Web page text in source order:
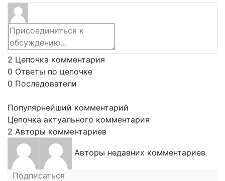
2 Цепочка комментария
0 Ответы по цепочке
0 Последователи
Популярнейший комментарий
Цепочка актуального комментария
2 Авторы комментариев
Авторы недавних комментариев
Подписаться